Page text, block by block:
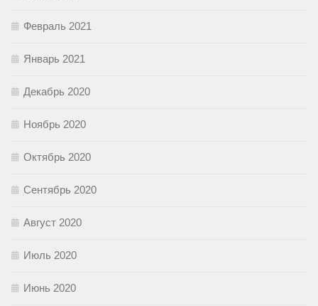
Февраль 2021
Январь 2021
Декабрь 2020
Ноябрь 2020
Октябрь 2020
Сентябрь 2020
Август 2020
Июль 2020
Июнь 2020